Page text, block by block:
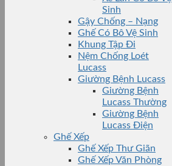
Sinh
Gậy Chống – Nạng
Ghế Có Bô Vệ Sinh
Khung Tập Đi
Nệm Chống Loét
Lucass
Giường Bệnh Lucass
Giường Bệnh
Lucass Thường
Giường Bệnh
Lucass Điện
Ghế Xếp
Ghế Xếp Thư Giãn
Ghế Xếp Văn Phòng